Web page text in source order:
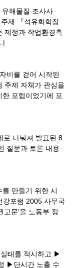
유해물질 조사사
제 『석유화학장
제정과 작업환경측
.
비를 걷어 시작된
주제 자체가 관심을
포럼이었기에 포
로 나눠져 발표된 8
질문과 토론 내용
만들기 위한 시
강포럼 2005 사무국
고문’을 노동부 장
태를 적시하고 ▶
▶단시간 노출 수